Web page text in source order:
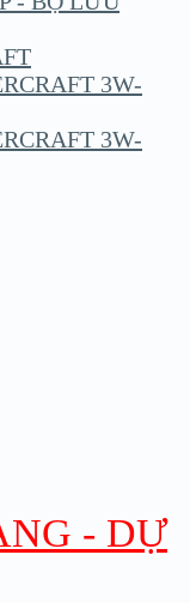
3W-
3W-
- DỰ